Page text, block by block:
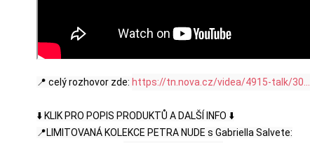
📍 celý rozhovor zde: https://tn.nova.cz/videa/4915-talk/30...
⬇️ KLIK PRO POPIS PRODUKTŮ A DALŠÍ INFO ⬇️
📍LIMITOVANÁ KOLEKCE PETRA NUDE s Gabriella Salvete: